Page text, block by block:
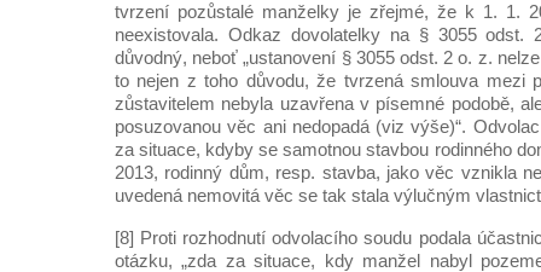
tvrzení pozůstalé manželky je zřejmé, že k 1. 1.
neexistovala. Odkaz dovolatelky na § 3055 odst.
důvodný, neboť „ustanovení § 3055 odst. 2 o. z.
to nejen z toho důvodu, že tvrzená smlouva mezi
zůstavitelem nebyla uzavřena v písemné podobě,
posuzovanou věc ani nedopadá (viz výše)“.
za situace, kdyby se samotnou stavbou rodinného
2013, rodinný dům, resp. stavba, jako věc vznikla
uvedená nemovitá věc se tak stala výlučným
[8] Proti rozhodnutí odvolacího soudu podala
otázku, „zda za situace, kdy manžel nabyl